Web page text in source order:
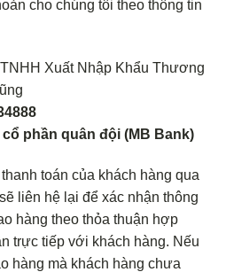
cho chúng tôi theo thông tin
Xuất Nhập Khẩu Thương
phần quân đội (MB Bank)
toán của khách hàng qua
liên hệ lại để xác nhận thông
hàng theo thỏa thuận hợp
trực tiếp với khách hàng. Nếu
hàng mà khách hàng chưa